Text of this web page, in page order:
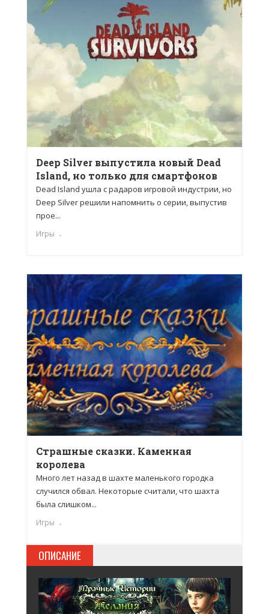
Deep Silver выпустила новый Dead
Island, но только для смартфонов
Dead Island ушла с радаров игровой индустрии, но
Deep Silver решили напомнить о серии, выпустив
прое...
Игры
Страшные сказки. Каменная
королева
Много лет назад в шахте маленького городка
случился обвал. Некоторые считали, что шахта
была слишком...
Игры
ОПИСАНИЕ